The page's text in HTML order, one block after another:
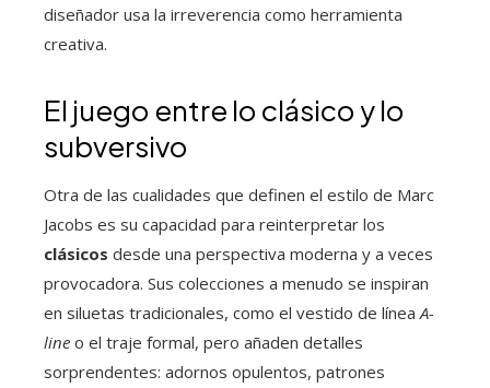
diseñador usa la irreverencia como herramienta
creativa.
El juego entre lo clásico y lo
subversivo
Otra de las cualidades que definen el estilo de Marc
Jacobs es su capacidad para reinterpretar los
clásicos desde una perspectiva moderna y a veces
provocadora. Sus colecciones a menudo se inspiran
en siluetas tradicionales, como el vestido de línea A-
line o el traje formal, pero añaden detalles
sorprendentes: adornos opulentos, patrones